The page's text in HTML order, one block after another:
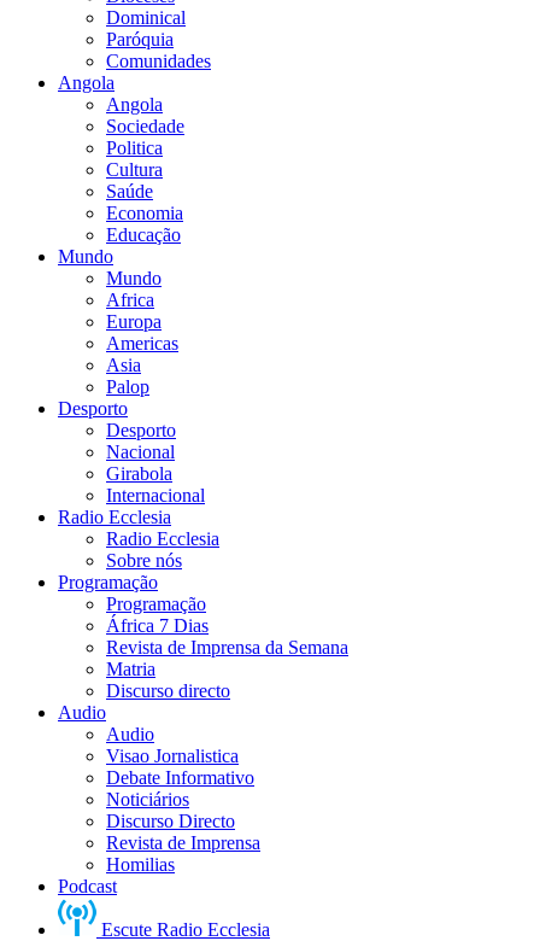
Dominical
Paróquia
Comunidades
Angola
Angola
Sociedade
Politica
Cultura
Saúde
Economia
Educação
Mundo
Mundo
Africa
Europa
Americas
Asia
Palop
Desporto
Desporto
Nacional
Girabola
Internacional
Radio Ecclesia
Radio Ecclesia
Sobre nós
Programação
Programação
África 7 Dias
Revista de Imprensa da Semana
Matria
Discurso directo
Audio
Audio
Visao Jornalistica
Debate Informativo
Noticiários
Discurso Directo
Revista de Imprensa
Homilias
Podcast
Escute Radio Ecclesia